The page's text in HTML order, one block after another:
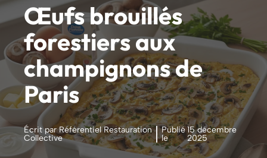
Œufs brouillés
forestiers aux
champignons de
Paris
Écrit par Référentiel Restauration
Collective
Publié
le
15 décembre
2025